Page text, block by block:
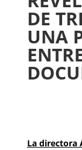
DE
UNA
La directora